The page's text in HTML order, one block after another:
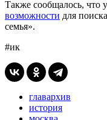
Также сообщалось, что
возможности для
семья».
#ик
главархив
история